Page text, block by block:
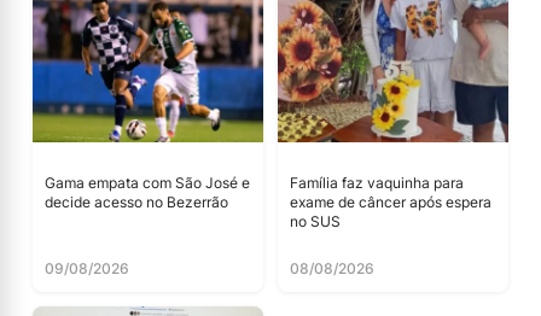
Gama empata com São José e
decide acesso no Bezerrão
09/08/2026
Família faz vaquinha para
exame de câncer após espera
no SUS
08/08/2026